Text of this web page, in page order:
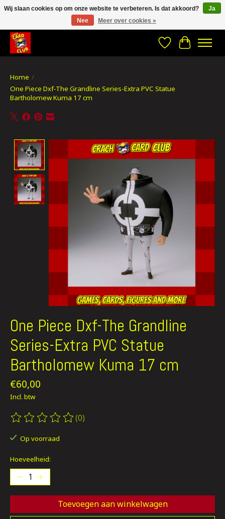
CRACH CARD CLUB , The best place to Geek out!
Verlanglijst
Home /
One Piece Dxf-The Grandline Series-Extra PVC Statue
Bartholomew Kuma 17 cm
Product image slideshow Items
One Piece Dxf-The Grandline
Series-Extra PVC Statue
Bartholomew Kuma 17 cm
€60,00
Incl. btw
De beoordeling van dit product is
(0)
Op voorraad
Hoeveelheid:
Toevoegen aan winkelwagen
Wij slaan cookies op om onze website te verbeteren. Is dat akkoord?
Ja
Nee
Meer over cookies »